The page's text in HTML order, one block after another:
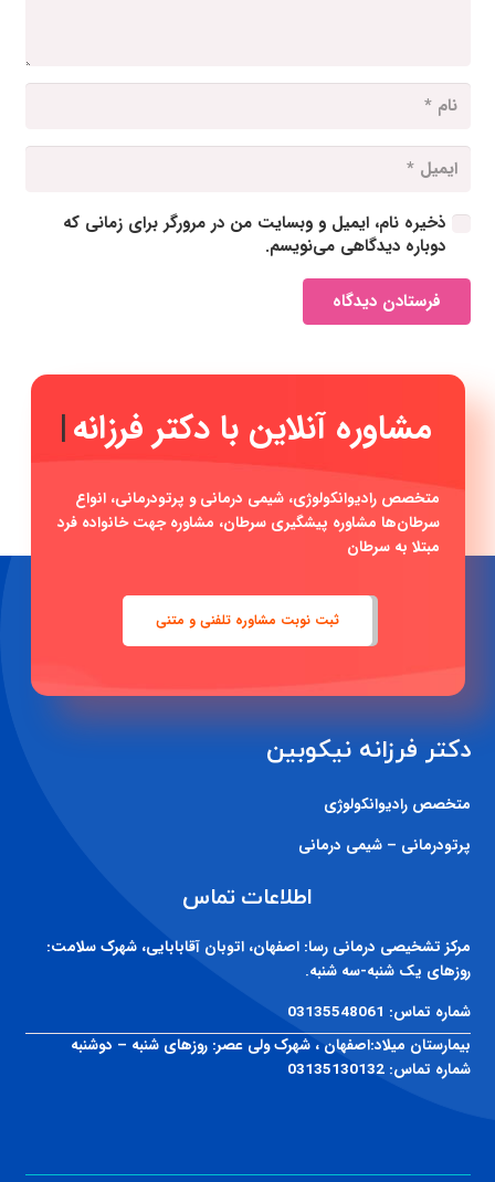
ذخیره نام، ایمیل و وبسایت من در مرورگر برای زمانی که
دوباره دیدگاهی می‌نویسم.
فرستادن دیدگاه
مشاوره آنلاین با دکتر|
متخصص رادیوانکولوژی، شیمی درمانی و پرتودرمانی، انواع
سرطان‌ها مشاوره پیشگیری سرطان، مشاوره جهت خانواده فرد
مبتلا به سرطان
ثبت نوبت مشاوره تلفنی و متنی
دکتر فرزانه نیکوبین
متخصص رادیوانکولوژی
پرتودرمانی – شیمی درمانی
اطلاعات تماس
مرکز تشخیصی درمانی رسا: اصفهان، اتوبان آقابابایی، شهرک سلامت:
روزهای یک شنبه-سه شنبه.
شماره تماس: 03135548061
بیمارستان میلاد:اصفهان ، شهرک ولی عصر: روزهای شنبه – دوشنبه
شماره تماس:03135130132